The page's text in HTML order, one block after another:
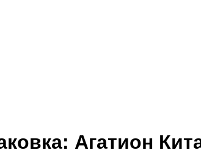
Агатион